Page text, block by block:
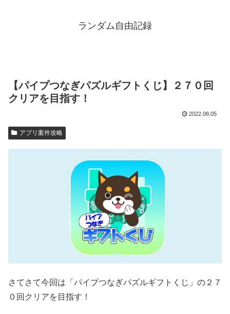
ランダム自由記録
【パイプつなぎパズルギフトくじ】２７０回
クリアを目指す！
2022.08.05
アプリ案件攻略
さてさて今回は「パイプつなぎパズルギフトくじ」の２７
０回クリアを目指す！